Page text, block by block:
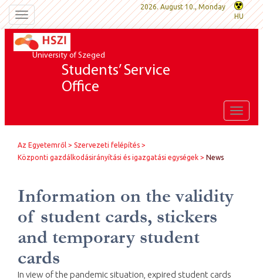
Toggle
navigation
2026. August 10., Monday
HU
University of Szeged
Students’ Service
Office
Toggle
Az Egyetemről
Szervezeti felépítés
Központi gazdálkodásirányítási és igazgatási egységek
News
Information on the validity
of student cards, stickers
and temporary student
cards
In view of the pandemic situation, expired student cards